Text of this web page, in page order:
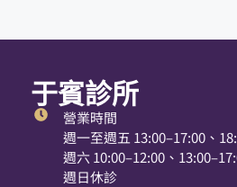
于賓診所
營業時間
週一至週五 13:00–17:00、
週六 10:00–12:00、
週日休診